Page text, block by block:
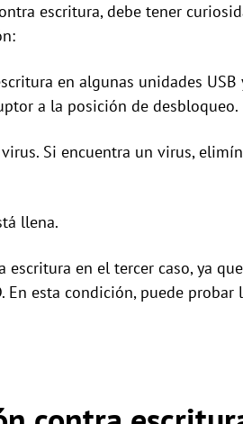
escritura, debe tener
en algunas unidades USB
a la posición de desbloqueo.
Si encuentra un virus,
llena.
en el tercer caso, ya
esta condición, puede probar